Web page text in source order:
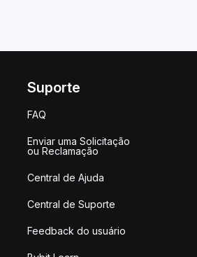
Suporte
FAQ
Enviar uma Solicitação
ou Reclamação
Central de Ajuda
Central de Suporte
Feedback do usuário